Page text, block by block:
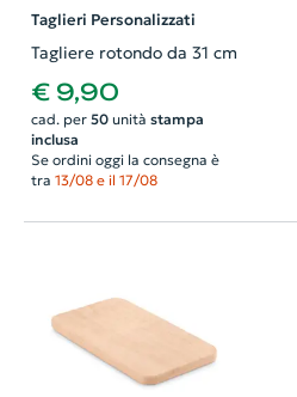
Taglieri Personalizzati
Tagliere rotondo da 31 cm
€ 9,90
cad. per 50unità stampa
inclusa
Se ordini oggi la consegna è
tra 13/08 e il 17/08